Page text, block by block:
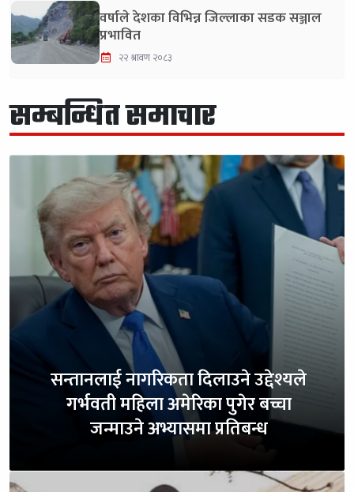
वर्षाले देशका विभिन्न जिल्लाका सडक सञ्जाल
प्रभावित
२२ श्रावण २०८३
सम्बन्धित समाचार
सन्तानलाई नागरिकता दिलाउने उद्देश्यले
गर्भवती महिला अमेरिका पुगेर बच्चा
जन्माउने अभ्यासमा प्रतिबन्ध